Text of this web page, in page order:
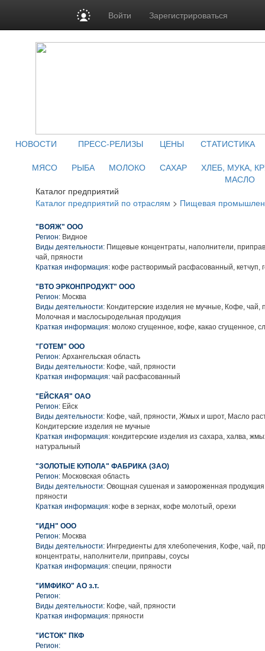
Войти Зарегистрироваться
НОВОСТИ ПРЕСС-РЕЛИЗЫ ЦЕНЫ
СТАТИСТИКА
МЯСО
РЫБА МОЛОКО САХАР
ХЛЕБ, МУКА,
МАСЛО
Каталог предприятий
Каталог предприятий по отраслям > Пищевая
"ВОЯЖ" ООО
Регион: Видное
Виды деятельности: Пищевые концентраты, наполнители,
чай, пряности
Краткая информация: кофе растворимый расфасованный, кетчуп,
"ВТО ЭРКОНПРОДУКТ" ООО
Регион: Москва
Виды деятельности: Кондитерские изделия не мучные, Кофе, чай,
Молочная и маслосыродельная продукция
Краткая информация: молоко сгущенное, кофе, какао сгущенное,
"ГОТЕМ" ООО
Регион: Архангельская область
Виды деятельности: Кофе, чай, пряности
Краткая информация: чай расфасованный
"ЕЙСКАЯ" ОАО
Регион: Ейск
Виды деятельности: Кофе, чай, пряности, Жмых и шрот, Масло
Кондитерские изделия не мучные
Краткая информация: кондитерские изделия из сахара, халва,
натуральный
"ЗОЛОТЫЕ КУПОЛА" ФАБРИКА (ЗАО)
Регион: Московская область
Виды деятельности: Овощная сушеная и замороженная
пряности
Краткая информация: кофе в зернах, кофе молотый, орехи
"ИДН" ООО
Регион: Москва
Виды деятельности: Ингредиенты для хлебопечения, Кофе, чай,
концентраты, наполнители, приправы, соусы
Краткая информация: специи, пряности
"ИМФИКО" АО з.т.
Регион:
Виды деятельности: Кофе, чай, пряности
Краткая информация: пряности
"ИСТОК" ПКФ
Регион: